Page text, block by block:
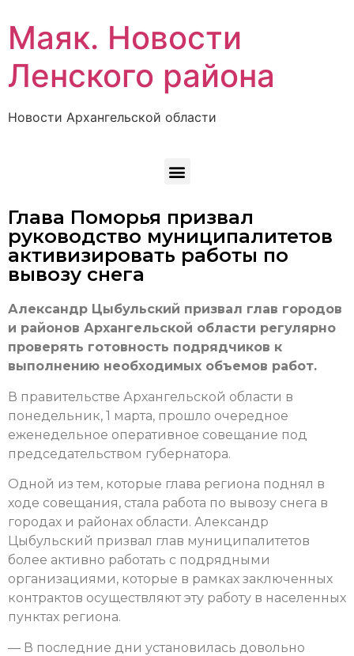
Маяк. Новости
Ленского района
Новости Архангельской области
Глава Поморья призвал
руководство муниципалитетов
активизировать работы по
вывозу снега
Александр Цыбульский призвал глав городов
и районов Архангельской области регулярно
проверять готовность подрядчиков к
выполнению необходимых объемов работ.
В правительстве Архангельской области в
понедельник, 1 марта, прошло очередное
еженедельное оперативное совещание под
председательством губернатора.
Одной из тем, которые глава региона поднял в
ходе совещания, стала работа по вывозу снега в
городах и районах области. Александр
Цыбульский призвал глав муниципалитетов
более активно работать с подрядными
организациями, которые в рамках заключенных
контрактов осуществляют эту работу в населенных
пунктах региона.
— В последние дни установилась довольно